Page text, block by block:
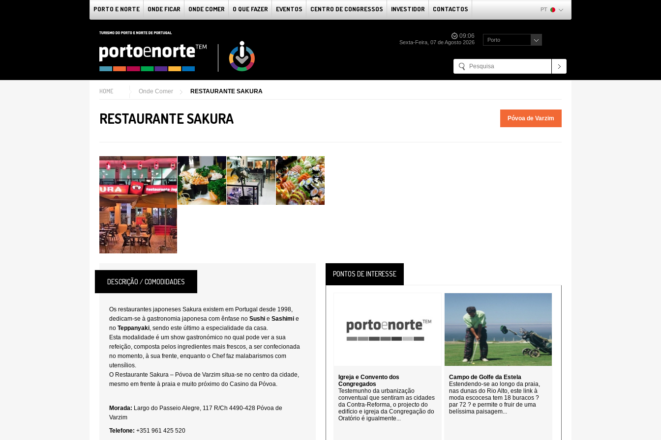
PORTO E NORTE ONDE FICAR ONDE COMER O QUE FAZER EVENTOS CENTRO DE CONGRESSOS INVESTIDOR CONTACTOS PT
09:06
Sexta-Feira, 07 de Agosto 2026 Porto
HOME Onde Comer RESTAURANTE SAKURA
RESTAURANTE SAKURA Póvoa de Varzim
DESCRIÇÃO / COMODIDADES
Os restaurantes japoneses Sakura existem em Portugal desde 1998,
dedicam-se à gastronomia japonesa com ênfase no Sushi e Sashimi e
no Teppanyaki, sendo este último a especialidade da casa.
Esta modalidade é um show gastronómico no qual pode ver a sua
refeição, composta pelos ingredientes mais frescos, a ser confecionada
no momento, à sua frente, enquanto o Chef faz malabarismos com
utensílios.
O Restaurante Sakura – Póvoa de Varzim situa-se no centro da cidade,
mesmo em frente à praia e muito próximo do Casino da Póvoa.
Morada: Largo do Passeio Alegre, 117 R/Ch 4490-428 Póvoa de
Varzim
Telefone: +351 961 425 520
PONTOS DE INTERESSE
Igreja e Convento dos
Congregados
Testemunho da urbanização
conventual que sentiram as cidades
da Contra-Reforma, o projecto do
edifício e igreja da Congregação do
Oratório é igualmente...
Campo de Golfe da Estela
Estendendo-se ao longo da praia,
nas dunas do Rio Alto, este link à
moda escocesa tem 18 buracos ?
par 72 ? e permite o fruir de uma
belíssima paisagem...